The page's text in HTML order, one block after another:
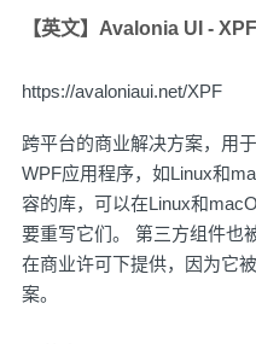
【英文】Avalonia UI - XPF
https://avaloniaui.net/XPF
跨平台的商业解决方案，用
WPF应用程序，如Linux和
容的库，可以在Linux和
要重写它们。 第三方组件也
在商业许可下提供，因为它
案。